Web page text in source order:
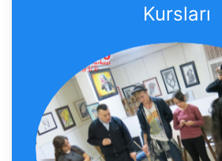
Kursları